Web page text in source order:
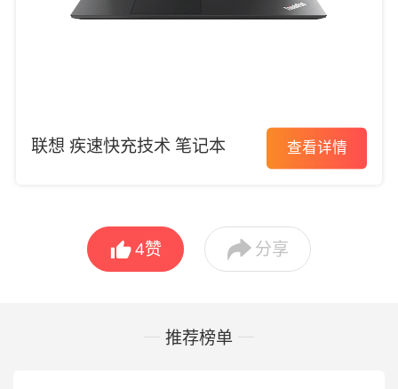
联想 疾速快充技术 笔记本 查看详情
4赞  分享
推荐榜单